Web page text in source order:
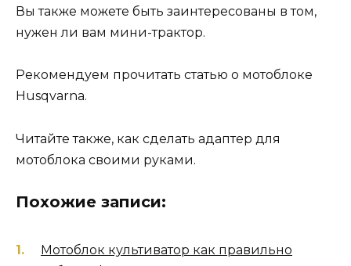
Вы также можете быть заинтересованы в том,
нужен ли вам мини-трактор.
Рекомендуем прочитать статью о мотоблоке
Husqvarna.
Читайте также, как сделать адаптер для
мотоблока своими руками.
Похожие записи:
Мотоблок культиватор как правильно